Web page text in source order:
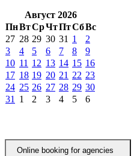
Август 2026
ПнВтСрЧтПтСбВс
27 28 29 30 31 1
2
3
4 5 6 7 8
9
10 11 12 13 14 15 16
17 18 19 20 21 22 23
24 25 26 27 28 29 30
31 1 2 3 4 5 6
Online booking for agenciesㅤ